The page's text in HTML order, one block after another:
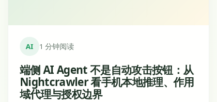
AI 1 分钟阅读
端侧 AI Agent 不是自动攻击按钮：从
Nightcrawler 看手机本地推理、作用
域代理与授权边界